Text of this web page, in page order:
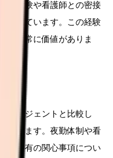
務経験や看護師との密接
知しています。この経験
て非常に価値がありま
エージェントと比較し
できます。夜勤体制や看
師特有の関心事項につい